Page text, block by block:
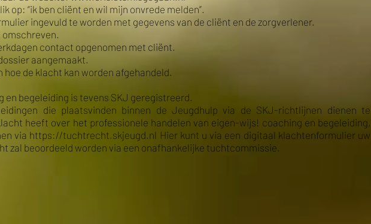
op: “ik ben cliënt en wil mijn onvrede melden”.
ingevuld te worden met gegevens van de cliënt en de zorgverlener.
omschreven.
contact opgenomen met cliënt.
aangemaakt.
hoe de klacht kan worden afgehandeld.
en begeleiding is tevens SKJ geregistreerd.
die plaatsvinden binnen de Jeugdhulp via de SKJ-richtlijnen dienen te
heeft over het professionele handelen van eigen-wijs! coaching en begeleiding,
via https://tuchtrecht.skjeugd.nl Hier kunt u via een digitaal klachtenformulier uw
zal beoordeeld worden via een onafhankelijke tuchtcommissie.